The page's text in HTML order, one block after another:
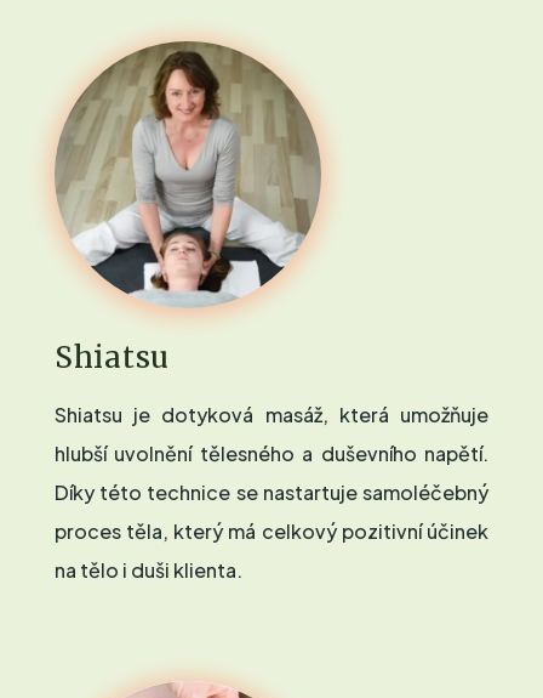
Shiatsu
Shiatsu je dotyková masáž, která umožňuje
hlubší uvolnění tělesného a duševního napětí.
Díky této technice se nastartuje samoléčebný
proces těla, který má celkový pozitivní účinek
na tělo i duši klienta.